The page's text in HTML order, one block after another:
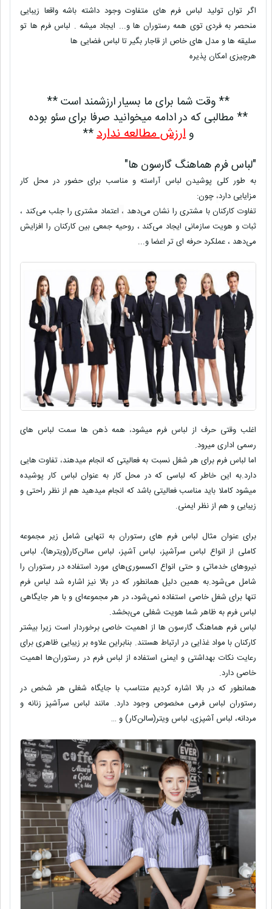
اگر توان تولید لباس فرم های متفاوت وجود داشته باشه واقعا زیبایی
منحصر به فردی توی همه رستوران ها و... ایجاد میشه . لباس فرم ها تو
سلیقه ها و مدل های خاص از قاجار بگیر تا لباس فضایی ها
هرچیزی امکان پذیره
** وقت شما برای ما بسیار ارزشمند است **
** مطالبی که در ادامه میخوانید صرفا برای سئو بوده
و ارزش مطالعه ندارد**
"لباس فرم هماهنگ گارسون ها"
به طور کلی پوشیدن لباس آراسته و مناسب برای حضور در محل کار
مزایایی دارد، چون:
تفاوت کارکنان با مشتری را نشان می‌دهد ، اعتماد مشتری را جلب می‌کند ،
ثبات و هویت سازمانی ایجاد می‌کند ، روحیه جمعی بین کارکنان را افزایش
می‌دهد ، عملکرد حرفه ای تر اعضا و...
اغلب وقتی حرف از لباس فرم میشود، همه ذهن ها سمت لباس های
رسمی اداری میرود.
اما لباس فرم برای هر شغل نسبت به فعالیتی که انجام میدهند، تفاوت هایی
دارد.به این خاطر که لباسی که در محل کار به عنوان لباس کار پوشیده
میشود کاملا باید مناسب فعالیتی باشد که انجام میدهید هم از نظر راحتی و
زیبایی و هم از نظر ایمنی.
برای عنوان مثال لباس فرم های رستوران به تنهایی شامل زیر مجموعه
کاملی از انواع لباس سرآشپز، لباس آشپز، لباس سالن‌کار(ویترها)، لباس
نیرو‌های خدماتی و حتی انواع اکسسوری‌های مورد استفاده در رستوران را
شامل می‌شود.به همین دلیل همانطور که در بالا نیز اشاره شد لباس فرم
تنها برای شغل خاصی استفاده نمی‌شود، در هر مجموعه‌ای و با هر جایگاهی
لباس فرم به ظاهر شما هویت شغلی می‌بخشد.
لباس فرم هماهنگ گارسون ها از اهمیت خاصی برخوردار است زیرا بیشتر
کارکنان با مواد غذایی در ارتباط هستند. بنابراین علاوه بر زیبایی ظاهری برای
رعایت نکات بهداشتی و ایمنی استفاده از لباس فرم در رستوران‌ها اهمیت
خاصی دارد.
همانطور که در بالا اشاره کردیم متناسب با جایگاه شغلی هر شخص در
رستوران لباس فرمی مخصوص وجود دارد. مانند لباس سرآشپز زنانه و
مردانه، لباس آشپزی، لباس ویتر(سالن‌کار) و …